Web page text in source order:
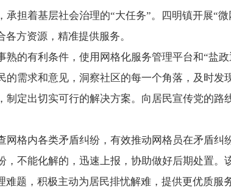
着基层社会治理的“大任务”。四明镇开展“微
方资源，精准提供服务。
有利条件，使用网格化服务管理平台和“盐政
的需求和意见，洞察社区的每一个角落，及时
制定出切实可行的解决方案。向居民宣传党的
格内各类矛盾纠纷，有效推动网格员在矛盾纠
，不能化解的，迅速上报，协助做好后期处置。
难题，积极主动为居民排忧解难，提供更优质